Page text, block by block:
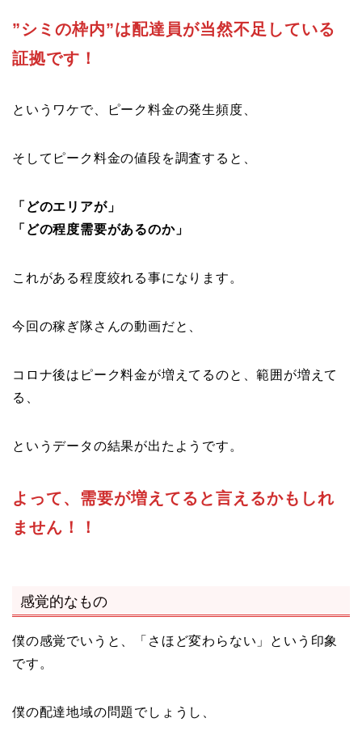
”シミの枠内”は配達員が当然不足している
証拠です！
というワケで、ピーク料金の発生頻度、
そしてピーク料金の値段を調査すると、
「どのエリアが」
「どの程度需要があるのか」
これがある程度絞れる事になります。
今回の稼ぎ隊さんの動画だと、
コロナ後はピーク料金が増えてるのと、範囲が増えて
る、
というデータの結果が出たようです。
よって、需要が増えてると言えるかもしれ
ません！！
感覚的なもの
僕の感覚でいうと、「さほど変わらない」という印象
です。
僕の配達地域の問題でしょうし、